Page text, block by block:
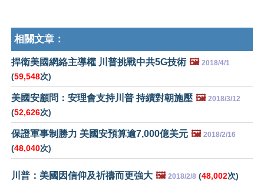
相關文章：
捍衛美國網絡主導權 川普挑戰中共5G技術 🖼️ 2018/4/1
(59,548次)
美國安顧問：安理會支持川普 持續對朝施壓 🖼️ 2018/3/12
(52,626次)
保證軍事制勝力 美國安預算逾7,000億美元 🖼️ 2018/2/16
(48,040次)
川普：美國因信仰及祈禱而更強大 🖼️ 2018/2/8 (48,002次)